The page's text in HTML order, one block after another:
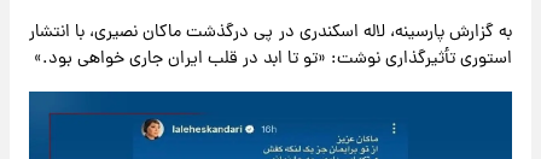
به گزارش پارسینه، لاله اسکندری در پی درگذشت ماکان نصیری، با انتشار
استوری تأثیرگذاری نوشت: «تو تا ابد در قلب ایران جاری خواهی بود.»